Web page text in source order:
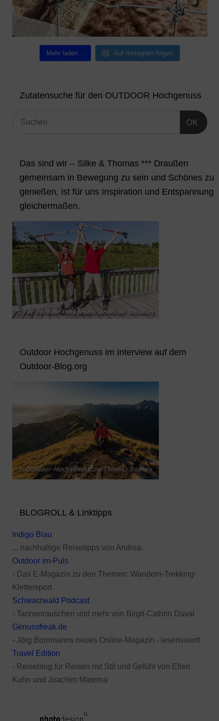
Mehr laden… Auf Instagram folgen
Zutatensuche für den OUTDOOR Hochgenuss
OK
Das sind wir – Silke & Thomas *** Draußen
gemeinsam in Bewegung zu sein und Schönes zu
genießen, ist für uns Inspiration und Entspannung
gleichermaßen.
Outdoor Hochgenuss im Interview auf dem
Outdoor-Blog.org
BLOGROLL & Linktipps
Indigo Blau
... nachhaltige Reisetipps von Andrea.
Outdoor im-Puls
- Das E-Magazin zu den Themen: Wandern-Trekking-
Klettersport
Schwarzwald Podcast
- Tannenrauschen und mehr von Birgit-Cathrin Duval
Genussfreak.de
- Jörg Bornmanns neues Online-Magazin - lesenswert!
Travel Edition
- Reiseblog für Reisen mit Stil und Gefühl von Ellen
Kuhn und Joachim Materna